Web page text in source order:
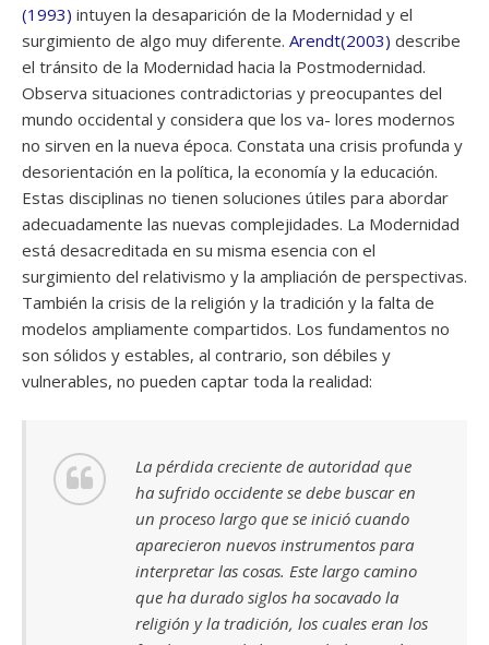
(1993) intuyen la desaparición de la Modernidad y el
surgimiento de algo muy diferente. Arendt(2003) describe
el tránsito de la Modernidad hacia la Postmodernidad.
Observa situaciones contradictorias y preocupantes del
mundo occidental y considera que los va- lores modernos
no sirven en la nueva época. Constata una crisis profunda y
desorientación en la política, la economía y la educación.
Estas disciplinas no tienen soluciones útiles para abordar
adecuadamente las nuevas complejidades. La Modernidad
está desacreditada en su misma esencia con el
surgimiento del relativismo y la ampliación de perspectivas.
También la crisis de la religión y la tradición y la falta de
modelos ampliamente compartidos. Los fundamentos no
son sólidos y estables, al contrario, son débiles y
vulnerables, no pueden captar toda la realidad:
La pérdida creciente de autoridad que
ha sufrido occidente se debe buscar en
un proceso largo que se inició cuando
aparecieron nuevos instrumentos para
interpretar las cosas. Este largo camino
que ha durado siglos ha socavado la
religión y la tradición, los cuales eran los